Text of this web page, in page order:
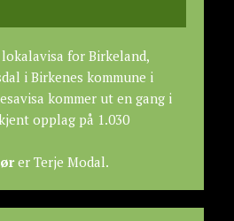
for Birkeland,
i Birkenes kommune i
kommer ut en gang i
opplag på 1.030
er Terje Modal.